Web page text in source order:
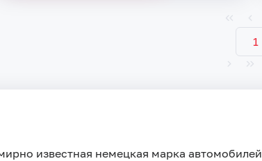
1
известная немецкая марка автомобилей